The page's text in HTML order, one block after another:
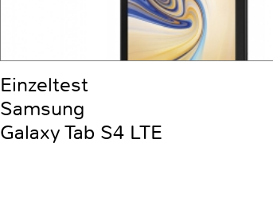
Einzeltest
Samsung
Galaxy Tab S4 LTE